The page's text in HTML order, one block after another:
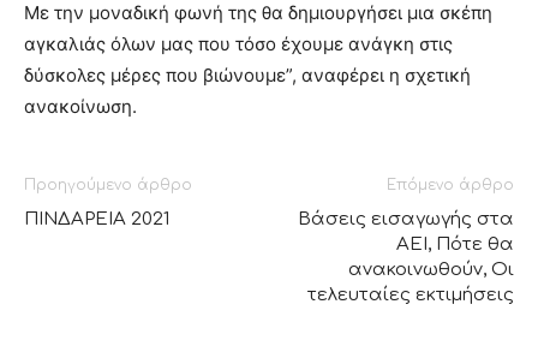
Με την μοναδική φωνή της θα δημιουργήσει μια σκέπη
αγκαλιάς όλων μας που τόσο έχουμε ανάγκη στις
δύσκολες μέρες που βιώνουμε”, αναφέρει η σχετική
ανακοίνωση.
Προηγούμενο άρθρο
ΠΙΝΔΑΡΕΙΑ 2021
Επόμενο άρθρο
Βάσεις εισαγωγής στα
ΑΕΙ, Πότε θα
ανακοινωθούν, Οι
τελευταίες εκτιμήσεις